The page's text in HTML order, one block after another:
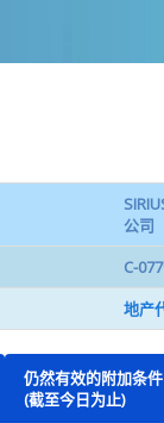
公司
C-
地产
仍然有效的附加条件
(截至今日为止)